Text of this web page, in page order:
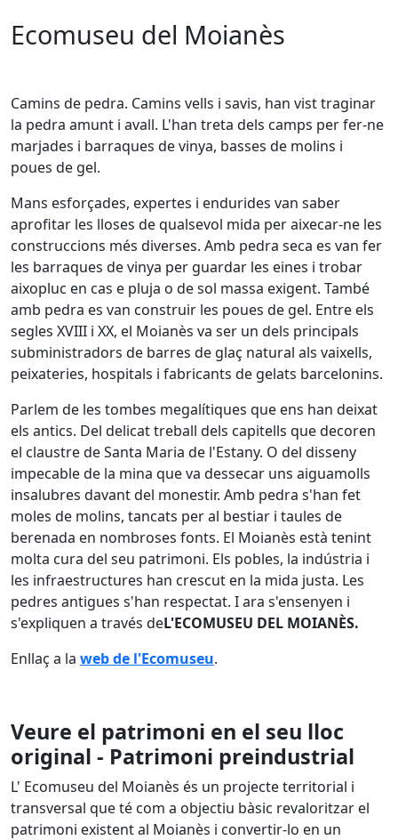
Ecomuseu del Moianès
Camins de pedra. Camins vells i savis, han vist traginar
la pedra amunt i avall. L'han treta dels camps per fer-ne
marjades i barraques de vinya, basses de molins i
poues de gel.
Mans esforçades, expertes i endurides van saber
aprofitar les lloses de qualsevol mida per aixecar-ne les
construccions més diverses. Amb pedra seca es van fer
les barraques de vinya per guardar les eines i trobar
aixopluc en cas e pluja o de sol massa exigent. També
amb pedra es van construir les poues de gel. Entre els
segles XVIII i XX, el Moianès va ser un dels principals
subministradors de barres de glaç natural als vaixells,
peixateries, hospitals i fabricants de gelats barcelonins.
Parlem de les tombes megalítiques que ens han deixat
els antics. Del delicat treball dels capitells que decoren
el claustre de Santa Maria de l'Estany. O del disseny
impecable de la mina que va dessecar uns aiguamolls
insalubres davant del monestir. Amb pedra s'han fet
moles de molins, tancats per al bestiar i taules de
berenada en nombroses fonts. El Moianès està tenint
molta cura del seu patrimoni. Els pobles, la indústria i
les infraestructures han crescut en la mida justa. Les
pedres antigues s'han respectat. I ara s'ensenyen i
s'expliquen a través deL'ECOMUSEU DEL MOIANÈS.
Enllaç a la web de l'Ecomuseu.
Veure el patrimoni en el seu lloc
original - Patrimoni preindustrial
L' Ecomuseu del Moianès és un projecte territorial i
transversal que té com a objectiu bàsic revaloritzar el
patrimoni existent al Moianès i convertir-lo en un